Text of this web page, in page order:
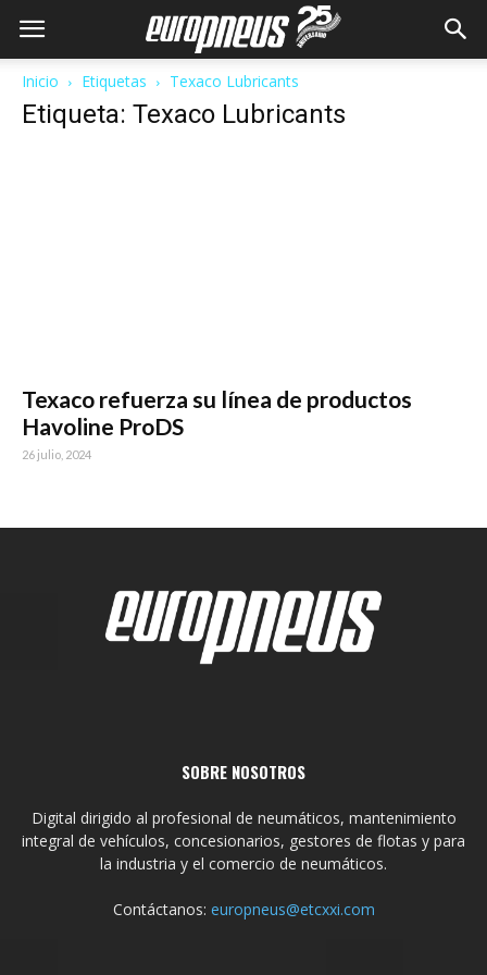
Inicio Etiquetas Texaco Lubricants
Etiqueta: Texaco Lubricants
Texaco refuerza su línea de productos
Havoline ProDS
26 julio, 2024
SOBRE NOSOTROS
Digital dirigido al profesional de neumáticos, mantenimiento
integral de vehículos, concesionarios, gestores de flotas y para
la industria y el comercio de neumáticos.
Contáctanos: europneus@etcxxi.com